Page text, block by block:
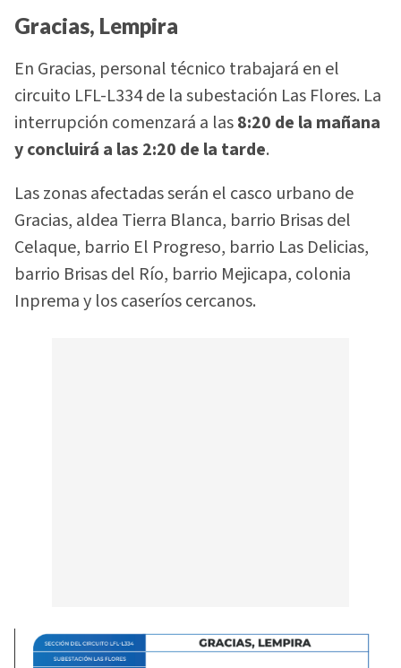
Gracias, Lempira
En Gracias, personal técnico trabajará en el
circuito LFL-L334 de la subestación Las Flores. La
interrupción comenzará a las8:20 de la mañana
y concluirá a las 2:20 de la tarde.
Las zonas afectadas serán el casco urbano de
Gracias, aldea Tierra Blanca, barrio Brisas del
Celaque, barrio El Progreso, barrio Las Delicias,
barrio Brisas del Río, barrio Mejicapa, colonia
Inprema y los caseríos cercanos.